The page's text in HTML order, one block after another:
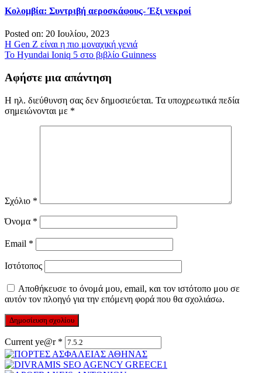
Κολομβία: Συντριβή αεροσκάφους- Έξι νεκροί
Posted on: 20 Ιουλίου, 2023
Πλοήγηση
άρθρων
Η Gen Z είναι η πιο μοναχική γενιά
Το Hyundai Ioniq 5 στo βιβλίο Guinness
Αφήστε μια απάντηση
Η ηλ. διεύθυνση σας δεν δημοσιεύεται. Τα υποχρεωτικά πεδία
σημειώνονται με *
Σχόλιο *
Όνομα *
Email *
Ιστότοπος
Αποθήκευσε το όνομά μου, email, και τον ιστότοπο μου σε
αυτόν τον πλοηγό για την επόμενη φορά που θα σχολιάσω.
Current ye@r *